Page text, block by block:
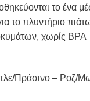
το ένα
το πλυντήριο
χωρίς BPA
Πράσινο – Ροζ/